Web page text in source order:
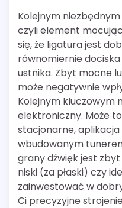
Kolejnym
czyli element
się, że ligatura jest
równomiernie
ustnika. Zbyt mocne
może negatywnie
Kolejnym kluczowym
elektroniczny. Może
stacjonarne,
wbudowanym
grany dźwięk jest
niski (za płaski) czy
zainwestować w
Ci precyzyjne